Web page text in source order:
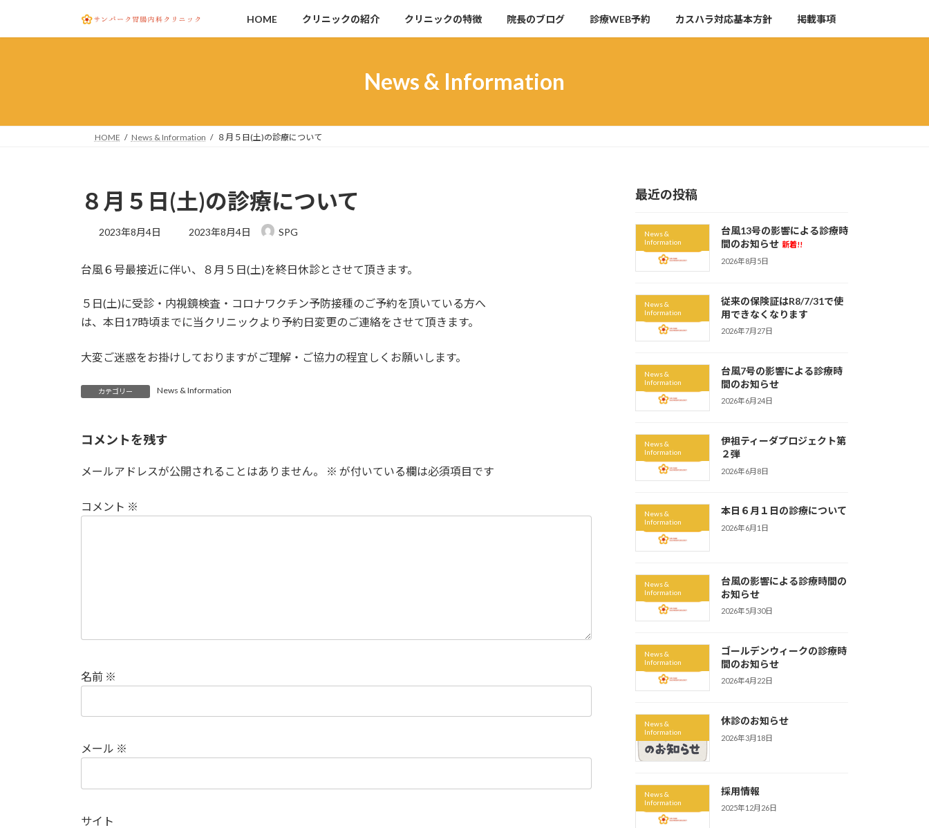
テ
キ
ゲ
に
HOME クリニックの紹介 クリニックの特徴 院長のブログ 診療WEB予約 カスハラ対応基本方針 掲載事項
News & Information
HOME News & Information ８月５日(土)の診療について
８月５日(土)の診療について
2023年8月4日
最
新
時
:
2023年8月4日 SPG
台風６号最接近に伴い、８月５日(土)を終日休診とさせて頂きます。
５日(土)に受診・内視鏡検査・コロナワクチン予防接種のご予約を頂いている方へ
は、本日17時頃までに当クリニックより予約日変更のご連絡をさせて頂きます。
大変ご迷惑をお掛けしておりますがご理解・ご協力の程宜しくお願いします。
カテゴリー News & Information
コメントを残す
メールアドレスが公開されることはありません。 ※ が付いている欄は必須項目です
コメント ※
名前 ※
メール ※
サイト
最近の投稿
News &
Information
台風13号の影響による診療時
間のお知らせ 新着!!
2026年8月5日
News &
Information
従来の保険証はR8/7/31で使
用できなくなります
2026年7月27日
News &
Information
台風7号の影響による診療時
間のお知らせ
2026年6月24日
News &
Information
伊祖ティーダプロジェクト第
２弾
2026年6月8日
News &
Information
本日６月１日の診療について
2026年6月1日
News &
Information
台風の影響による診療時間の
お知らせ
2026年5月30日
News &
Information
ゴールデンウィークの診療時
間のお知らせ
2026年4月22日
News &
Information
休診のお知らせ
2026年3月18日
News &
Information
採用情報
2025年12月26日